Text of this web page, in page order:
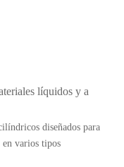
líquidos y a
diseñados para
varios tipos